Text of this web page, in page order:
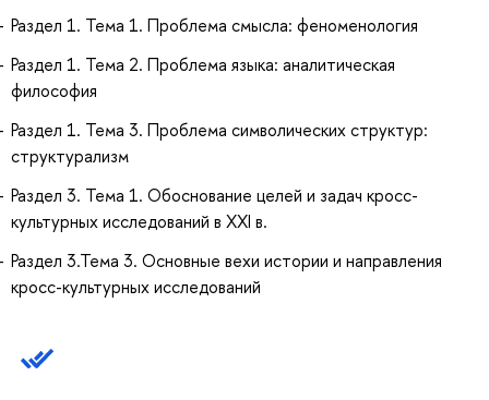
Раздел 1. Тема 1. Проблема смысла: феноменология
Раздел 1. Тема 2. Проблема языка: аналитическая
философия
Раздел 1. Тема 3. Проблема символических структур:
структурализм
Раздел 3. Тема 1. Обоснование целей и задач кросс-
культурных исследований в ХХI в.
Раздел 3.Тема 3. Основные вехи истории и направления
кросс-культурных исследований